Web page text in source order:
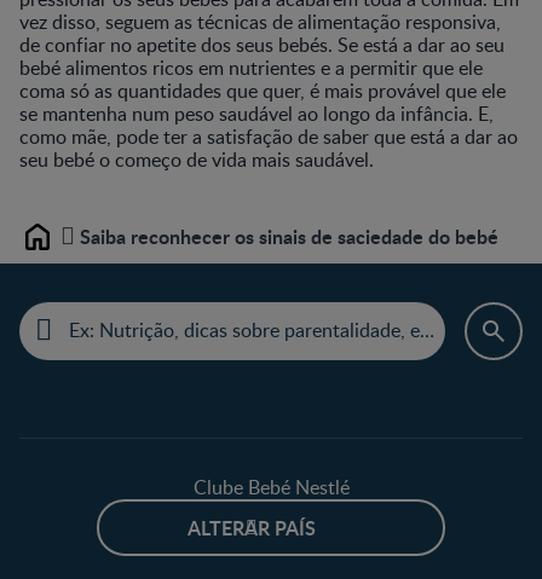
vez disso, seguem as técnicas de alimentação responsiva,
de confiar no apetite dos seus bebés. Se está a dar ao seu
bebé alimentos ricos em nutrientes e a permitir que ele
coma só as quantidades que quer, é mais provável que ele
se mantenha num peso saudável ao longo da infância. E,
como mãe, pode ter a satisfação de saber que está a dar ao
seu bebé o começo de vida mais saudável.
Home Saiba reconhecer os sinais de saciedade do bebé
Clube Bebé Nestlé
ALTERAR PAÍS